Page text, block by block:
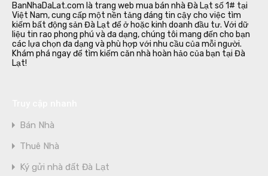
BanNhaDaLat.com là trang web mua bán nhà Đà Lạt số 1# tại
Việt Nam, cung cấp một nền tảng đáng tin cậy cho việc tìm
kiếm bất động sản Đà Lạt để ở hoặc kinh doanh đầu tư. Với dữ
liệu tin rao phong phú và đa dạng, chúng tôi mang đến cho bạn
các lựa chọn đa dạng và phù hợp với nhu cầu của mỗi người.
Khám phá ngay để tìm kiếm căn nhà hoàn hảo của bạn tại Đà
Lạt!
Bán Nhà
Thuê Nhà
Ký gửi nhà đất Đà Lạt